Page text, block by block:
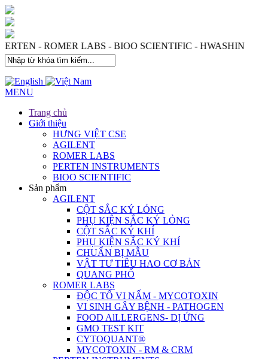
- ROMER LABS - BIOO SCIENTIFIC - HWASHIN
MENU
Trang chủ
Giới thiệu
HƯNG VIỆT CSE
AGILENT
ROMER LABS
PERTEN INSTRUMENTS
BIOO SCIENTIFIC
Sản phẩm
AGILENT
CỘT SẮC KÝ LỎNG
PHỤ KIỆN SẮC KÝ LỎNG
CỘT SẮC KÝ KHÍ
PHỤ KIỆN SẮC KÝ KHÍ
CHUẨN BỊ MẪU
VẬT TƯ TIÊU HAO CƠ BẢN
QUANG PHỔ
ROMER LABS
ĐỘC TỐ VI NẤM - MYCOTOXIN
VI SINH GÂY BỆNH - PATHOGEN
FOOD AlLLERGENS- DỊ ỨNG
GMO TEST KIT
CYTOQUANT®
MYCOTOXIN - RM & CRM